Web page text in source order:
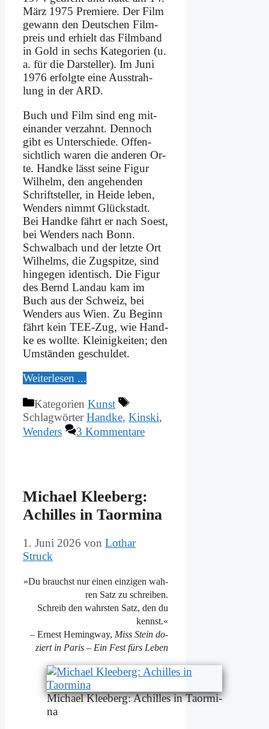
März 1975 Pre­mie­re. Der Film
ge­wann den Deut­schen Film­
preis und er­hielt das Film­band
in Gold in sechs Ka­te­go­rien (u.
a. für die Dar­stel­ler). Im Ju­ni
1976 er­folg­te ei­ne Aus­strah­
lung in der ARD.
Buch und Film sind eng mit­
ein­an­der ver­zahnt. Den­noch
gibt es Un­ter­schie­de. Of­fen­
sicht­lich wa­ren die an­de­ren Or­
te. Hand­ke lässt sei­ne Fi­gur
Wil­helm, den an­ge­hen­den
Schrift­stel­ler, in Hei­de le­ben,
Wen­ders nimmt Glück­stadt.
Bei Hand­ke fährt er nach Soest,
bei Wen­ders nach Bonn.
Schwal­bach und der letz­te Ort
Wil­helms, die Zug­spit­ze, sind
hin­ge­gen iden­tisch. Die Fi­gur
des Bernd Land­au kam im
Buch aus der Schweiz, bei
Wen­ders aus Wien. Zu Be­ginn
fährt kein TEE-Zug, wie Hand­
ke es woll­te. Klei­nig­kei­ten; den
Um­stän­den ge­schul­det.
Wei­ter­le­sen ...
Kategorien Kunst
SchlagwörterHandke, Kinski,
Wenders
3 Kommentare
Mi­cha­el Klee­berg:
Achil­les in Ta­or­mi­na
1. Juni 2026 von Lothar
Struck
»Du brauchst nur ei­nen ein­zi­gen wah­
ren Satz zu schrei­ben.
Schreib den wahr­sten Satz, den du
kennst.«
– Er­nest He­ming­way, Miss Stein do­
ziert in Pa­ris – Ein Fest fürs Le­ben
Mi­cha­el Klee­berg: Achil­les in Ta­or­mi­
na